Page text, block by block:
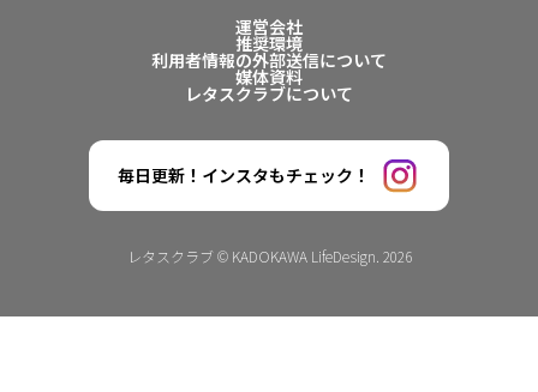
運営会社
推奨環境
利用者情報の外部送信について
媒体資料
レタスクラブについて
毎日更新！インスタもチェック！
レタスクラブ © KADOKAWA LifeDesign. 2026